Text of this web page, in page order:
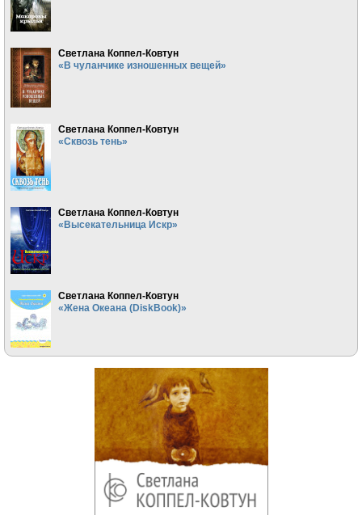
Светлана Коппел-Ковтун
«В чуланчике изношенных вещей»
Светлана Коппел-Ковтун
«Сквозь тень»
Светлана Коппел-Ковтун
«Высекательница Искр»
Светлана Коппел-Ковтун
«Жена Океана (DiskBook)»